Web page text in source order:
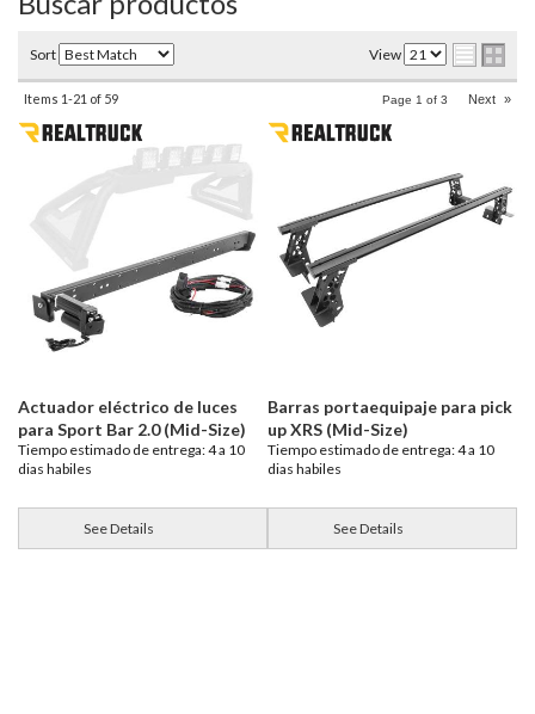
Sort View
Items 1-21 of 59 Page 1 of 3 Next »
Actuador eléctrico de luces
para Sport Bar 2.0 (Mid-Size)
Tiempo estimado de entrega: 4 a 10
dias habiles
See Details
Barras portaequipaje para pick
up XRS (Mid-Size)
Tiempo estimado de entrega: 4 a 10
dias habiles
See Details